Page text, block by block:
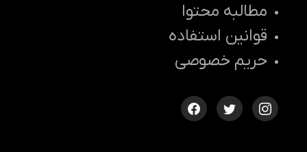
مطالبه محتوا
قوانین استفاده
حریم خصوصی